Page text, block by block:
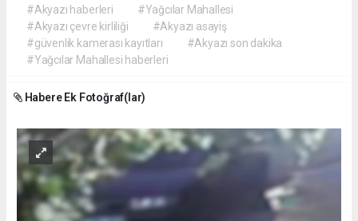
#Akyazı haberleri
#Yağcılar Mahallesi
#Akyazı çevre kirliliği
#Akyazı asayiş
#güvenlik kamerası kayıtları
#Akyazı son dakika
#Yağcılar Mahallesi haberleri
Habere Ek Fotoğraf(lar)